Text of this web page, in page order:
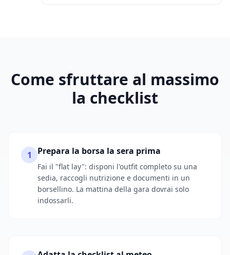
Come sfruttare al massimo
la checklist
1 Prepara la borsa la sera prima
Fai il "flat lay": disponi l'outfit completo su una
sedia, raccogli nutrizione e documenti in un
borsellino. La mattina della gara dovrai solo
indossarli.